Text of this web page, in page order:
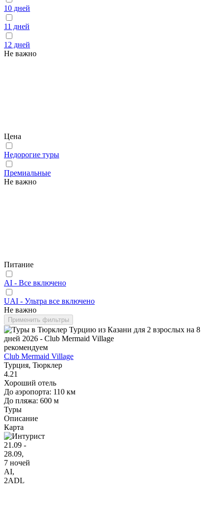
10 дней
11 дней
12 дней
Не важно
Цена
Недорогие туры
Премиальные
Не важно
Питание
AI - Все включено
UAI - Ультра все включено
Не важно
Применить фильтры
рекомендуем
Club Mermaid Village
Турция, Тюрклер
4.21
Хороший отель
До аэропорта: 110 км
До пляжа: 600 м
Туры
Описание
Карта
21.09 -
28.09,
7 ночей
AI,
2ADL